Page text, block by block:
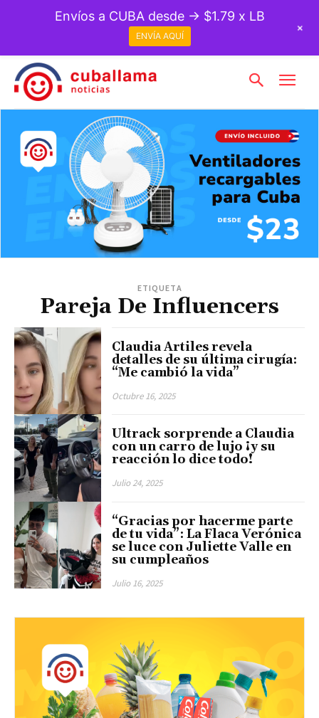
ETIQUETA
Pareja De Influencers
Claudia Artiles revela
detalles de su última cirugía:
“Me cambió la vida”
Octubre 16, 2025
Ultrack sorprende a Claudia
con un carro de lujo ¡y su
reacción lo dice todo!
Julio 24, 2025
“Gracias por hacerme parte
de tu vida”: La Flaca Verónica
se luce con Juliette Valle en
su cumpleaños
Julio 16, 2025
Envíos a CUBA desde → $1.79 x LB
ENVÍA AQUÍ
+